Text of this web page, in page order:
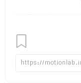
افزودن